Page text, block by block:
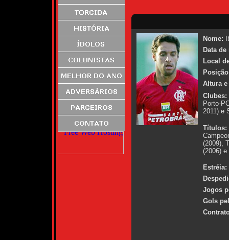
Nome:
Data
Local
Altura
Clubes:
Porto-
2011) e
Títulos:
(2009),
(2006) e
Estréia:
Jogos
Gols